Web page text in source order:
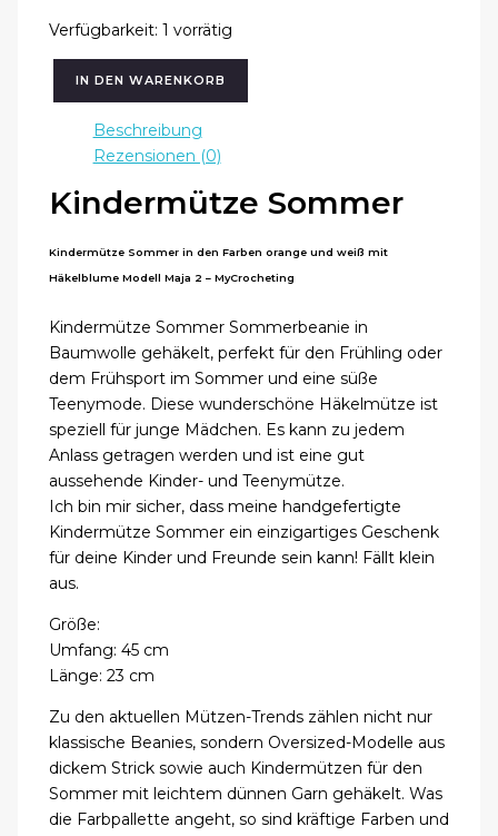
Verfügbarkeit: 1 vorrätig
Sommer
einzigartig
Modell
Maja
Menge
IN DEN WARENKORB
Beschreibung
Rezensionen (0)
Kindermütze Sommer
Kindermütze Sommer in den Farben orange und weiß mit
Häkelblume Modell Maja 2 – MyCrocheting
Kindermütze Sommer Sommerbeanie in
Baumwolle gehäkelt, perfekt für den Frühling oder
dem Frühsport im Sommer und eine süße
Teenymode. Diese wunderschöne Häkelmütze ist
speziell für junge Mädchen. Es kann zu jedem
Anlass getragen werden und ist eine gut
aussehende Kinder- und Teenymütze.
Ich bin mir sicher, dass meine handgefertigte
Kindermütze Sommer ein einzigartiges Geschenk
für deine Kinder und Freunde sein kann! Fällt klein
aus.
Größe:
Umfang: 45 cm
Länge: 23 cm
Zu den aktuellen Mützen-Trends zählen nicht nur
klassische Beanies, sondern Oversized-Modelle aus
dickem Strick sowie auch Kindermützen für den
Sommer mit leichtem dünnen Garn gehäkelt. Was
die Farbpallette angeht, so sind kräftige Farben und